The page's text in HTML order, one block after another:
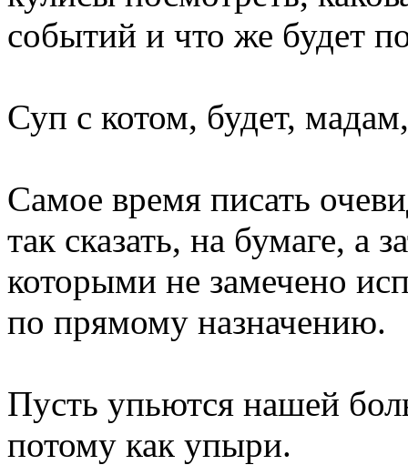
событий и что же будет
Суп с котом, будет,
Самое время писать
так сказать, на бумаге, а
которыми не замечено
по прямому назначению.
Пусть упьются нашей
потому как упыри.